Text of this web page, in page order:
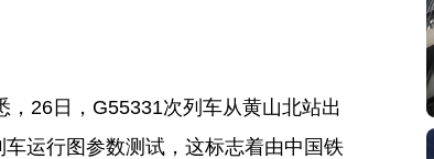
26日，G55331次列车从黄山北站出
运行图参数测试，这标志着由中国铁